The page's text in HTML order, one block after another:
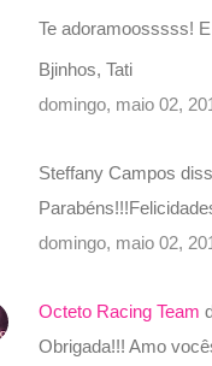
Te adoramoosssss!
Bjinhos, Tati
domingo, maio 02,
Steffany Campos
domingo, maio 02,
Octeto Racing Team
Obrigada!!! Amo